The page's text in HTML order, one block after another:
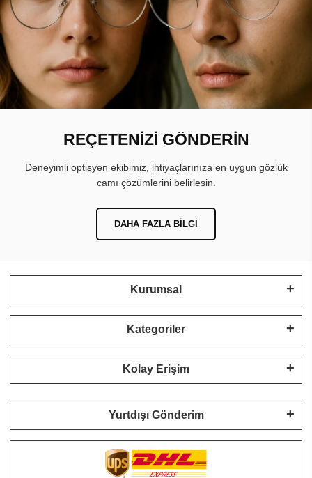
REÇETENİZİ GÖNDERİN
Deneyimli optisyen ekibimiz, ihtiyaçlarınıza en uygun gözlük
camı çözümlerini belirlesin.
DAHA FAZLA BILGI
Kurumsal
Kategoriler
Kolay Erişim
Yurtdışı Gönderim